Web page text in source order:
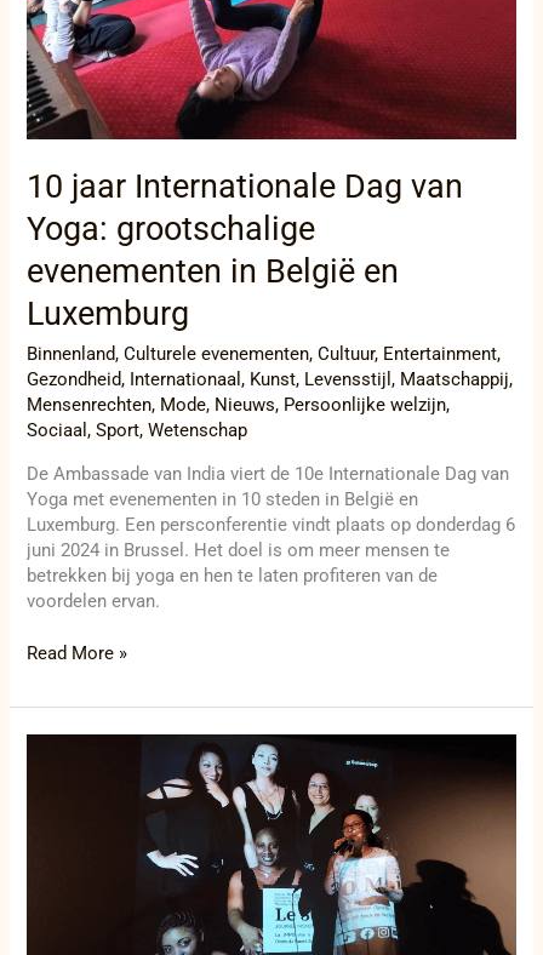
10 jaar Internationale Dag van
Yoga: grootschalige
evenementen in België en
Luxemburg
Binnenland,Culturele evenementen,Cultuur, Entertainment,
Gezondheid, Internationaal, Kunst, Levensstijl, Maatschappij,
Mensenrechten, Mode, Nieuws, Persoonlijke welzijn,
Sociaal,Sport,Wetenschap
De Ambassade van India viert de 10e Internationale Dag van
Yoga met evenementen in 10 steden in België en
Luxemburg. Een persconferentie vindt plaats op donderdag 6
juni 2024 in Brussel. Het doel is om meer mensen te
betrekken bij yoga en hen te laten profiteren van de
voordelen ervan.
België
en
Luxemburg
Read More »